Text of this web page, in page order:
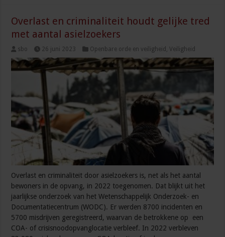
Overlast en criminaliteit houdt gelijke tred
met aantal asielzoekers
sbo 26 juni 2023 Openbare orde en veiligheid ,Veiligheid
Overlast en criminaliteit door asielzoekers is, net als het aantal
bewoners in de opvang, in 2022 toegenomen. Dat blijkt uit het
jaarlijkse onderzoek van het Wetenschappelijk Onderzoek- en
Documentatiecentrum (WODC). Er werden 8700 incidenten en
5700 misdrijven geregistreerd, waarvan de betrokkene op een
COA- of crisisnoodopvanglocatie verbleef. In 2022 verbleven